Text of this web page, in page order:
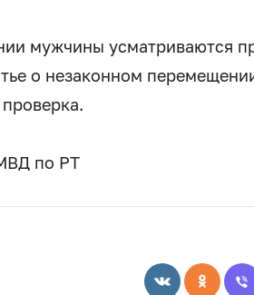
мужчины усматриваются
о незаконном
по РТ